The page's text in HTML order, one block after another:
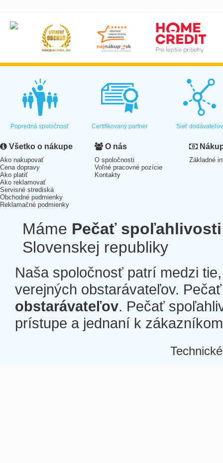
Popredná spoločnosť Certifikovaný partner Sieť dodávateľov
Všetko o nákupe
Ako nakupovať
Cena dopravy
Ako platiť
Ako reklamovať
Servisné strediská
Obchodné podmienky
Reklamačné podmienky
O nás
O spoločnosti
Voľné pracovné pozície
Kontakty
Základné
Máme Pečať spoľahlivosti
Slovenskej republiky
Naša spoločnosť patrí medzi
verejných obstarávateľov.
obstarávateľov. Pečať
prístupe a jednaní k